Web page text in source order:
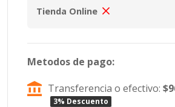
Tienda Online
Metodos de pago:
Transferencia o efectivo:
3% Descuento